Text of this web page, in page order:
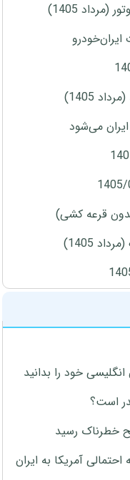
1405)
1405)
1405)
خود را بدانید
خطرناک رسید
آمریکا به ایران